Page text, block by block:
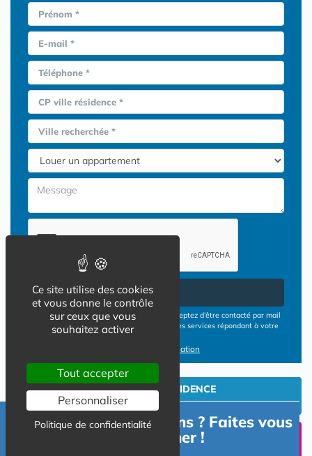
Prénom *
E-mail *
Téléphone *
CP ville résidence *
Ville recherchée *
Envoyer
En cliquant sur le bouton ENVOYER vous acceptez d’être contacté par mail
ou téléphone par les opérateurs de résidences services répondant à votre
demande
Conditions d'utilisation
INVESTIR EN RESIDENCE
UN SEJOUR TEMPORAIIRE
EN RESIDENCE SENIOR?
Besoin d'informations ? Faites vous
accompagner !
Ce site utilise des cookies
et vous donne le contrôle
sur ceux que vous
souhaitez activer
Tout accepter
Personnaliser
Politique de confidentialité